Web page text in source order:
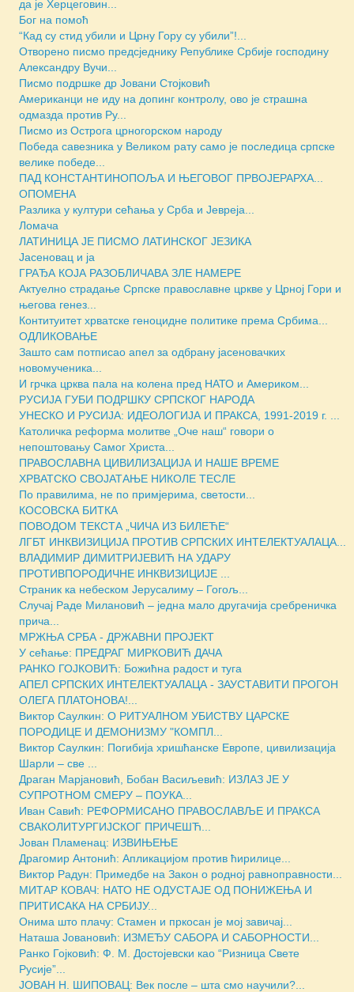
да је Херцеговин...
Бог на помоћ
“Кад су стид убили и Црну Гору су убили”!...
Отворено писмо предсjеднику Републике Србије господину
Александру Вучи...
Писмо подршке др Јовани Стојковић
Американци не иду на допинг контролу, ово је страшна
одмазда против Ру...
Писмо из Острога црногорском народу
Победа савезника у Великом рату само је последица српске
велике победе...
ПАД КОНСТАНТИНОПОЉА И ЊЕГОВОГ ПРВОЈЕРАРХА...
ОПОМЕНА
Разлика у култури сећања у Срба и Јевреја...
Ломача
ЛАТИНИЦА ЈЕ ПИСМО ЛАТИНСКОГ ЈЕЗИКА
Јасеновац и ја
ГРАЂА КОЈА РАЗОБЛИЧАВА ЗЛЕ НАМЕРЕ
Актуелно страдање Српске православне цркве у Црној Гори и
његова генез...
Контитуитет хрватске геноцидне политике према Србима...
ОДЛИКОВАЊЕ
Зашто сам потписао апел за одбрану јасеновачких
новомученика...
И грчка црква пала на колена пред НАТО и Америком...
РУСИЈА ГУБИ ПОДРШКУ СРПСКОГ НАРОДА
УНЕСКО И РУСИЈА: ИДЕОЛОГИЈА И ПРАКСА, 1991-2019 г. ...
Католичка реформа молитве „Оче наш“ говори о
непоштовању Самог Христа...
ПРАВОСЛАВНА ЦИВИЛИЗАЦИЈА И НАШЕ ВРЕМЕ
ХРВАТСКО СВОЈАТАЊЕ НИКОЛЕ ТЕСЛЕ
По правилима, не по примјерима, светости...
КОСОВСКА БИТКА
ПОВОДОМ ТЕКСТА „ЧИЧА ИЗ БИЛЕЋЕ“
ЛГБТ ИНКВИЗИЦИЈА ПРОТИВ СРПСКИХ ИНТЕЛЕКТУАЛАЦА...
ВЛАДИМИР ДИМИТРИЈЕВИЋ НА УДАРУ
ПРОТИВПОРОДИЧНЕ ИНКВИЗИЦИЈЕ ...
Страник ка небеском Јерусалиму – Гогољ...
Случај Раде Милановић – једна мало другачија сребреничка
прича...
МРЖЊА СРБА - ДРЖАВНИ ПРОЈЕКТ
У сећање: ПРЕДРАГ МИРКОВИЋ ДАЧА
РАНКО ГОЈКОВИЋ: Божићна радост и туга
АПЕЛ СРПСКИХ ИНТЕЛЕКТУАЛАЦА - ЗАУСТАВИТИ ПРОГОН
ОЛЕГА ПЛАТОНОВА!...
Виктор Саулкин: О РИТУАЛНОМ УБИСТВУ ЦАРСКЕ
ПОРОДИЦЕ И ДЕМОНИЗМУ "КОМПЛ...
Виктор Саулкин: Погибија хришћанске Европе, цивилизација
Шарли – све ...
Драган Марјановић, Бобан Васиљевић: ИЗЛАЗ ЈЕ У
СУПРОТНОМ СМЕРУ – ПОУКА...
Иван Савић: РЕФОРМИСАНО ПРАВОСЛАВЉЕ И ПРАКСА
СВАКОЛИТУРГИЈСКОГ ПРИЧЕШЋ...
Јован Пламенац: ИЗВИЊЕЊЕ
Драгомир Антонић: Апликацијом против ћирилице...
Виктор Радун: Примедбе на Закон о родној равноправности...
МИТАР КОВАЧ: НАТО НЕ ОДУСТАЈЕ ОД ПОНИЖЕЊА И
ПРИТИСАКА НА СРБИЈУ...
Онима што плачу: Стамен и пркосан је мој завичај...
Наташа Јовановић: ИЗМЕЂУ САБОРА И САБОРНОСТИ...
Ранко Гојковић: Ф. М. Достојевски као “Ризница Свете
Русије”...
ЈОВАН Н. ШИПОВАЦ: Век после – шта смо научили?...